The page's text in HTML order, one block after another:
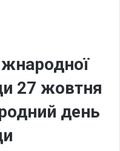
27 жовтня
день